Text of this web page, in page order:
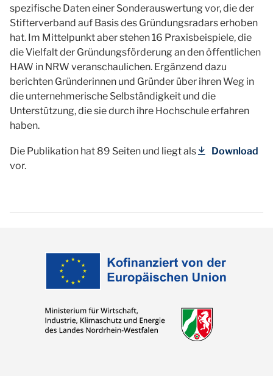
spezifische Daten einer Sonderauswertung vor, die der
Stifterverband auf Basis des Gründungsradars erhoben
hat. Im Mittelpunkt aber stehen 16 Praxisbeispiele, die
die Vielfalt der Gründungsförderung an den öffentlichen
HAW in NRW veranschaulichen. Ergänzend dazu
berichten Gründerinnen und Gründer über ihren Weg in
die unternehmerische Selbständigkeit und die
Unterstützung, die sie durch ihre Hochschule erfahren
haben.
Die Publikation hat 89 Seiten und liegt als
Download
vor.